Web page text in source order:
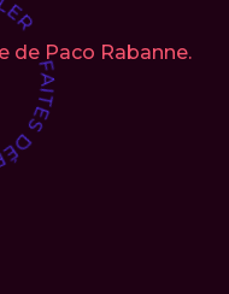
de Paco Rabanne.